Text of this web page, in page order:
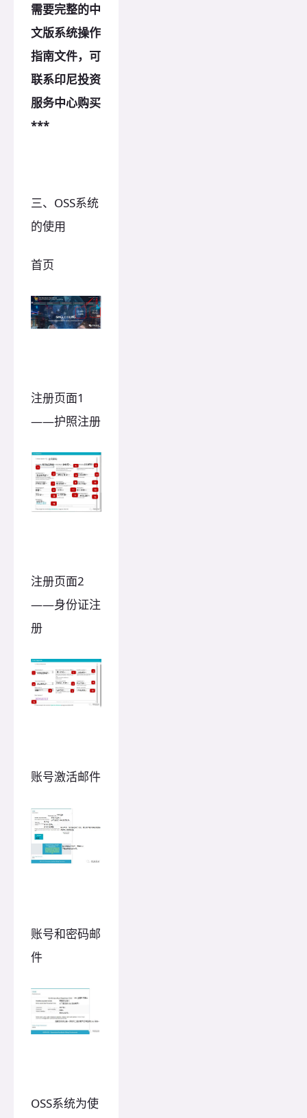
需要完整的中
文版系统操作
指南文件，可
联系印尼投资
服务中心购买
***
三、OSS系统
的使用
首页
注册页面1
——护照注册
注册页面2
——身份证注
册
账号激活邮件
账号和密码邮
件
OSS系统为使